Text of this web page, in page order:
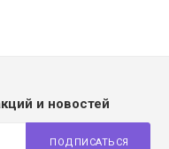
и новостей
ПОДПИСАТЬСЯ